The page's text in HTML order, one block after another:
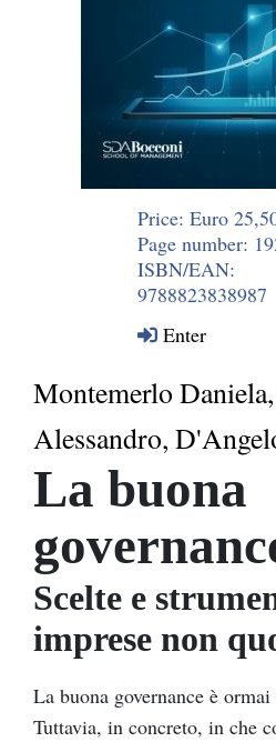
Montemerlo
Alessandro,
La buona
Scelte e
imprese non
La buona governance è
Tuttavia, in concreto, in che
Price: Euro
Page number:
ISBN/EAN:
9788823838987
Enter